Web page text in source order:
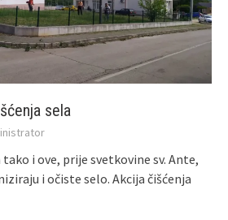
sela
tako i ove, prije svetkovine sv. Ante,
i očiste selo. Akcija čišćenja